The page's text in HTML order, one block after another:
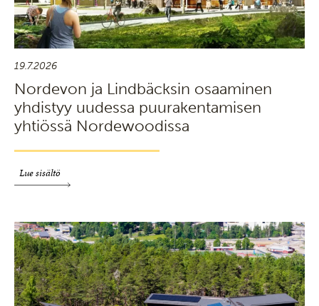
19.7.2026
Nordevon ja Lindbäcksin osaaminen
yhdistyy uudessa puurakentamisen
yhtiössä Nordewoodissa
Lue sisältö